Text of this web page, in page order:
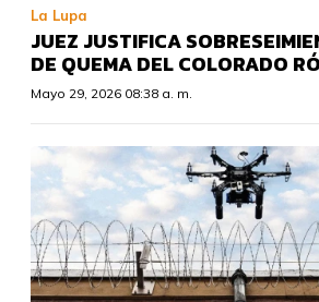
La Lupa
JUEZ JUSTIFICA
DE QUEMA DEL COLORADO
Mayo 29, 2026 08:38 a. m.